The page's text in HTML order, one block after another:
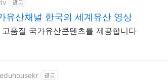
광고
유산채널 한국의 세계유산 영상
품질 국가유산콘텐츠를 제공합니다
광고